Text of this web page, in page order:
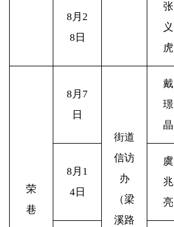
8 月2
8日
张
义
虎
荣
巷
8 月7
日
街道
信访
办
（梁
溪路
戴
璟
晶
8 月1
4日
虞
兆
亮